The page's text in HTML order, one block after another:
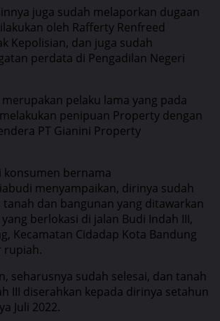
juga sudah melaporkan dugaan
oleh Rafferty Renfreed
Kepolisian, dan juga sudah
perdata di Pengadilan Negeri
pelaku lama yang pada
penipuan Property dengan
PT Gianini Property
konsumen bernama
menyampaikan, dirinya sudah
dan bangunan yang ditawarkan
berlokasi di jalan Budi Indah III,
Kecamatan Cidadap Kota Bandung
rupiah.
seharusnya sudah selesai, dan tanah
III diserahkan kepada dirinya setahun
Juli 2022.